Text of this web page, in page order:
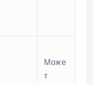
Може
т